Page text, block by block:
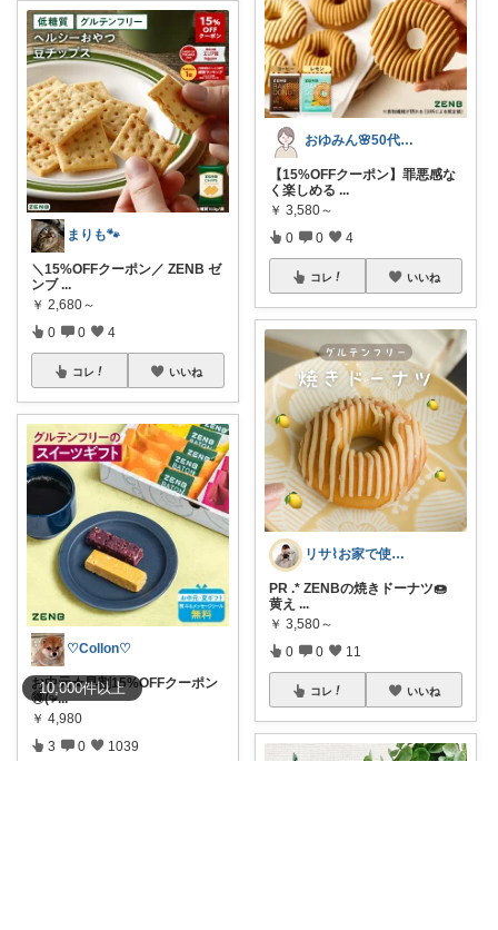
10,000件以上
まりも🐾
＼15%OFFクーポン／ ZENB ゼ
ンブ ...
￥ 2,680～
0 0 4
コレ いいね
♡Collon♡
お中元★早割15%OFFクーポン
🉐(ᵒ̴̷ ...
￥ 4,980
3 0 1039
おゆみん🌸50代からの快適暮らし
【15%OFFクーポン】罪悪感な
く楽しめる ...
￥ 3,580～
0 0 4
コレ いいね
リサ⌇お家で使えるときめくモノ ୨୧˖*
PR .* ZENBの焼きドーナツ🍩
黄え ...
￥ 3,580～
0 0 11
コレ いいね